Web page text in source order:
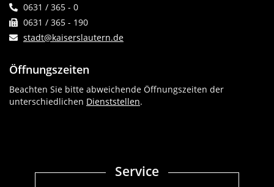
0631 / 365 - 0
0631 / 365 - 190
stadt@kaiserslautern.de
Öffnungszeiten
Beachten Sie bitte abweichende Öffnungszeiten der
unterschiedlichen Dienststellen.
Service